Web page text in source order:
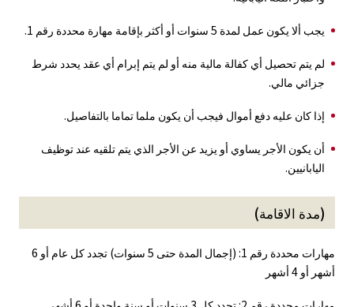
يجب ألا يكون عمل لمدة 5 سنوات أو أكثر بإقامة مهارة محددة رقم 1.
لم يتم تحصيل أي كفالة مالية منه أو لم يتم إبرام أي عقد يحدد شرط
جزائي مالي.
إذا كان عليه دفع أموال فيجب أن يكون ملما تماما بالتفاصيل.
أن يكون الأجر يساوي أو يزيد عن الأجر الذي يتم تلقيه عند توظيف
اليابانيين.
(مدة الاقامة)
مهارات محددة رقم 1: (إجمال المدة حتى 5 سنوات) تجدد كل عام أو 6
أشهر أو 4 أشهر